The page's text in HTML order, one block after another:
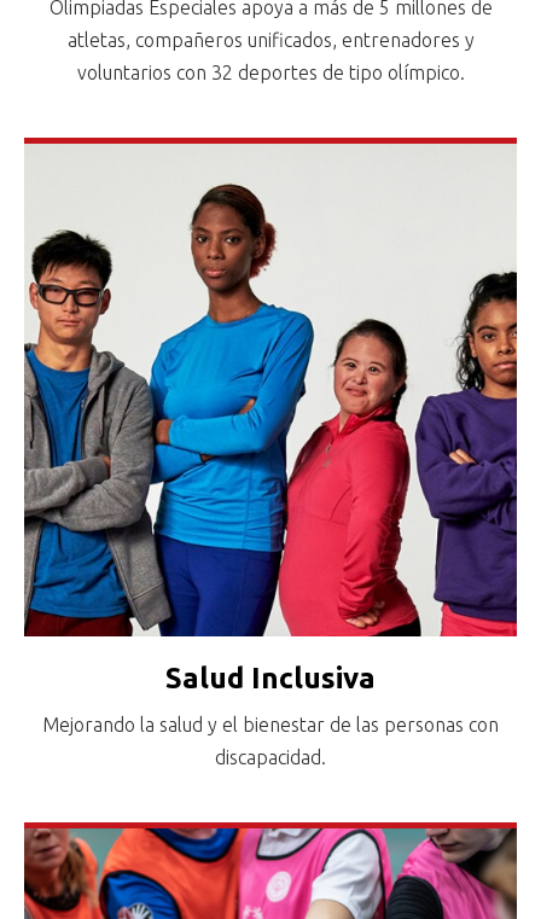
Olimpiadas Especiales apoya a más de 5 millones de
atletas, compañeros unificados, entrenadores y
voluntarios con 32 deportes de tipo olímpico.
Salud Inclusiva
Mejorando la salud y el bienestar de las personas con
discapacidad.